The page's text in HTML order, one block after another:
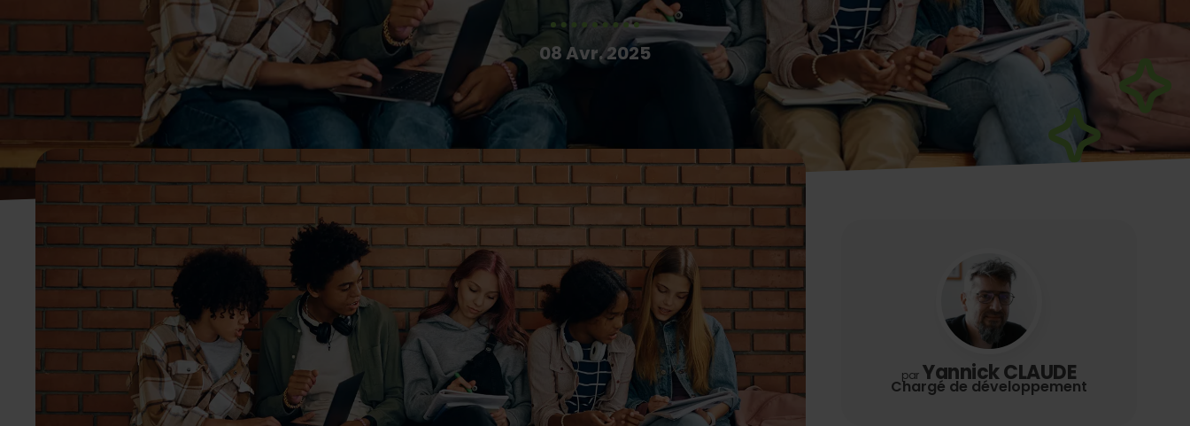
08 Avr. 2025
parYannick CLAUDE
Chargé de développement